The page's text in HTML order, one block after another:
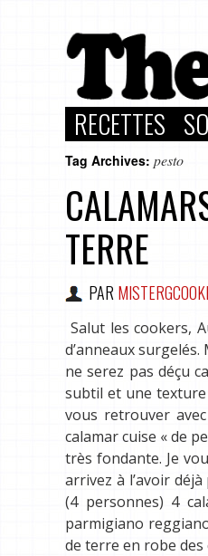
RECETTES
Tag Archives: pesto
TERRE
PAR
Salut les cookers,
d’anneaux
ne serez pas déçu
subtil et une texture
vous retrouver
calamar cuise « de
très fondante. Je
arrivez à l’avoir
(4 personnes) 4
parmigiano
de terre en robe des